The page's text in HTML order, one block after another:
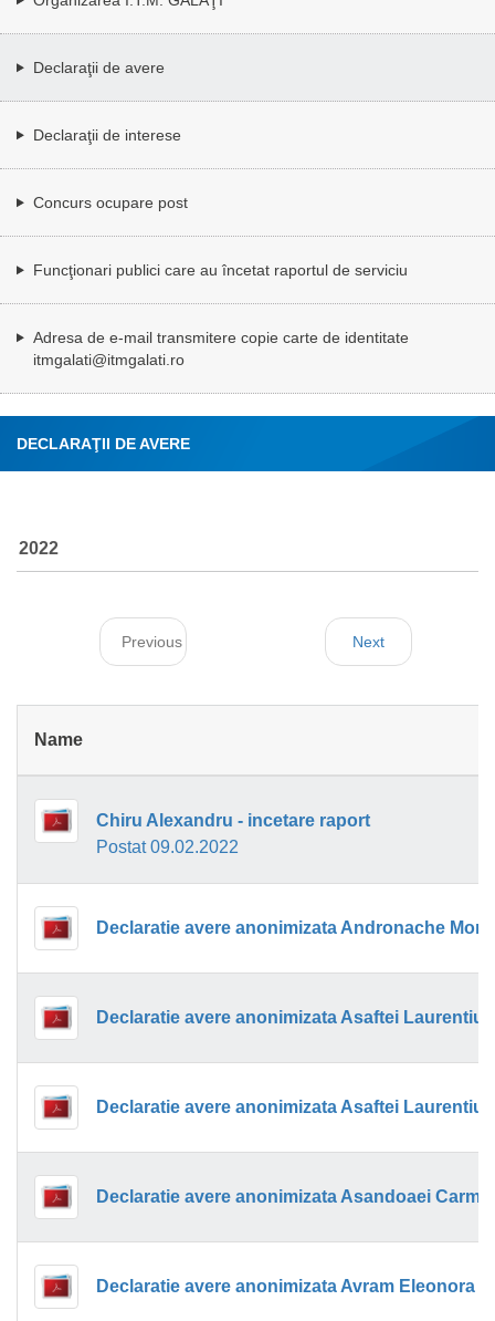
Declaraţii de avere
Declaraţii de interese
Concurs ocupare post
Funcţionari publici care au încetat raportul de serviciu
Adresa de e-mail transmitere copie carte de identitate
itmgalati@itmgalati.ro
DECLARAŢII DE AVERE
2022
Previous Next
Name
Chiru Alexandru - incetare raport
Postat 09.02.2022
Declaratie avere anonimizata Andronache
Declaratie avere anonimizata Asaftei
Declaratie avere anonimizata Asandoaei